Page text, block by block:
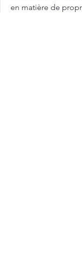
en matière de